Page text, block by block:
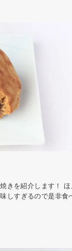
きを紹介します！
しすぎるので是非食